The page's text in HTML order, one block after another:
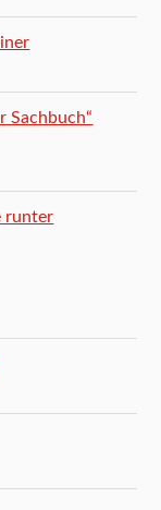
Sachbuch“
runter